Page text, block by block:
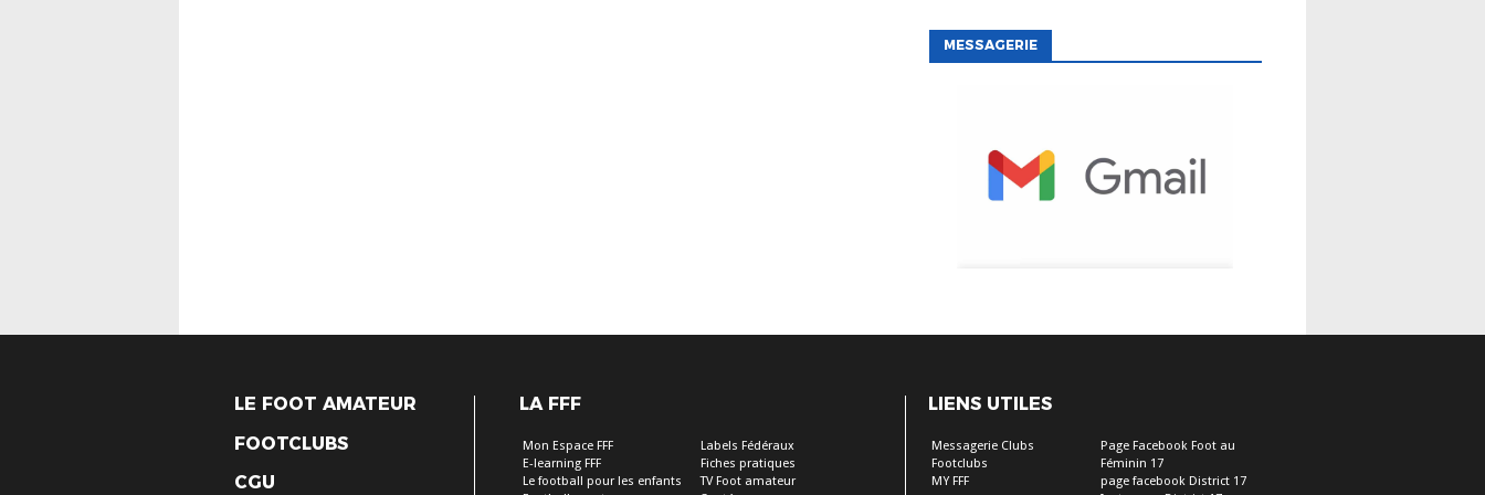
MESSAGERIE
LE FOOT AMATEUR
FOOTCLUBS
CGU
LA FFF
Mon Espace FFF
E-learning FFF
Le football pour les enfants
Labels Fédéraux
Fiches pratiques
TV Foot amateur
LIENS UTILES
Messagerie Clubs
Footclubs
MY FFF
Page Facebook Foot au
Féminin 17
page facebook District 17